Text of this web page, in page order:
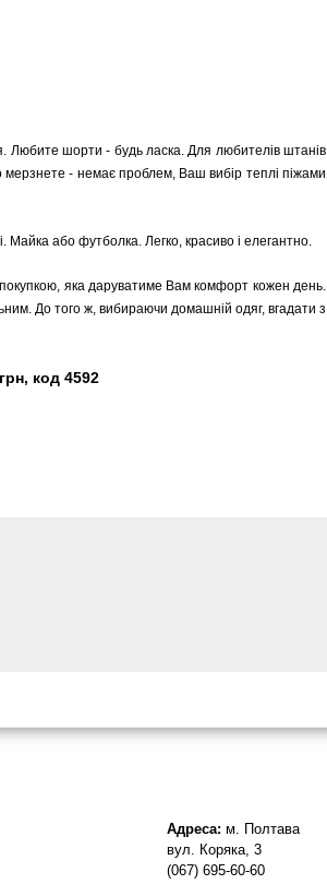
Любите шорти - будь ласка. Для любителів штанів
мерзнете - немає проблем, Ваш вибір теплі піжами
Майка або футболка. Легко, красиво і елегантно.
яка даруватиме Вам комфорт кожен день.
До того ж, вибираючи домашній одяг, вгадати з
код 4592
Адреса: м. Полтава
вул. Коряка, 3
(067) 695-60-60